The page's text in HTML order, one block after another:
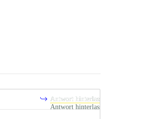
Antwort hinterlassen